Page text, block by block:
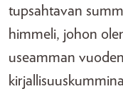
tupsahtavan
himmeli, johon
useamman